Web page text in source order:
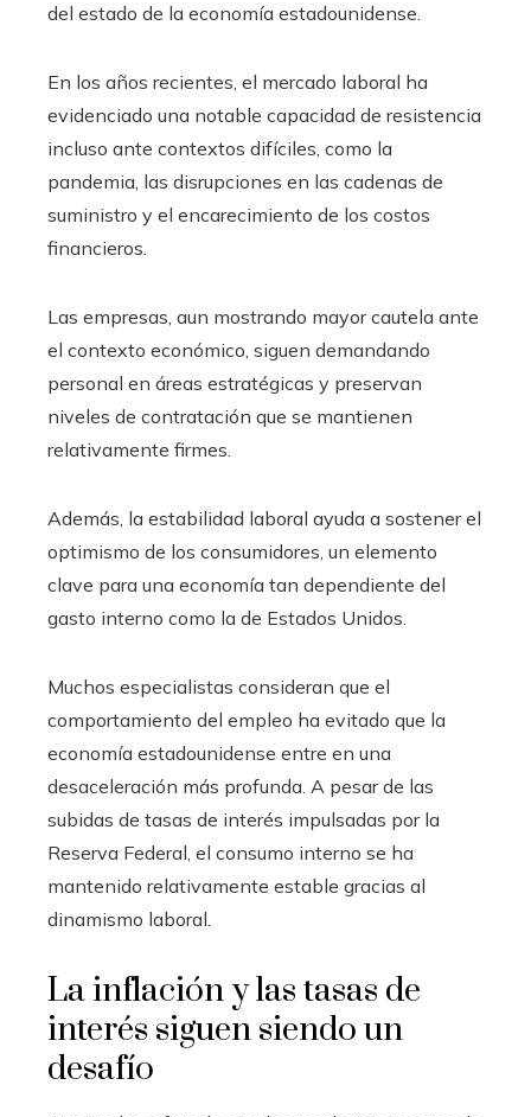
del estado de la economía estadounidense.
En los años recientes, el mercado laboral ha
evidenciado una notable capacidad de resistencia
incluso ante contextos difíciles, como la
pandemia, las disrupciones en las cadenas de
suministro y el encarecimiento de los costos
financieros.
Las empresas, aun mostrando mayor cautela ante
el contexto económico, siguen demandando
personal en áreas estratégicas y preservan
niveles de contratación que se mantienen
relativamente firmes.
Además, la estabilidad laboral ayuda a sostener el
optimismo de los consumidores, un elemento
clave para una economía tan dependiente del
gasto interno como la de Estados Unidos.
Muchos especialistas consideran que el
comportamiento del empleo ha evitado que la
economía estadounidense entre en una
desaceleración más profunda. A pesar de las
subidas de tasas de interés impulsadas por la
Reserva Federal, el consumo interno se ha
mantenido relativamente estable gracias al
dinamismo laboral.
La inflación y las tasas de
interés siguen siendo un
desafío